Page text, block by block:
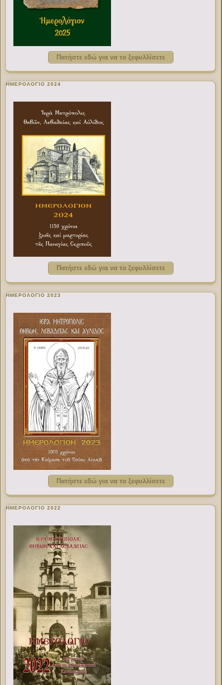
Πατήστε εδώ για να το ξεφυλλίσετε
ΗΜΕΡΟΛΟΓΙΟ 2024
Πατήστε εδώ για να το ξεφυλλίσετε
ΗΜΕΡΟΛΟΓΙΟ 2023
Πατήστε εδώ για να το ξεφυλλίσετε
ΗΜΕΡΟΛΟΓΙΟ 2022